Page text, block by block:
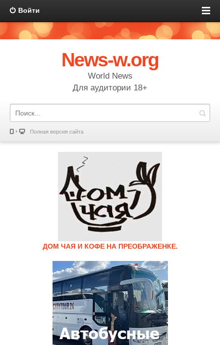
Войти
News-w.org
World News
Для аудитории 18+
Полная версия сайта
ДОМ ЧАЯ И КОФЕ НА ПРЕОБРАЖЕНКЕ.